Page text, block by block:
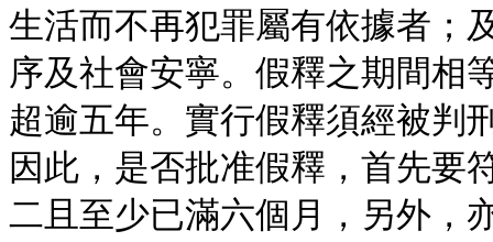
生活而不再犯罪屬有依據者；
序及社會安寧。假釋之期間相
超逾五年。實行假釋須經被判
因此，是否批准假釋，首先要
二且至少已滿六個月，另外，